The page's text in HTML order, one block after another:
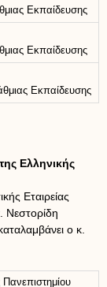
Εκπαίδευσης
Εκπαίδευσης
Εκπαίδευσης
Ελληνικής
Εταιρείας
Νεστορίδη
ο κ.